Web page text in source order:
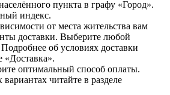
пункта в графу «Город».
индекс.
от места жительства вам
доставки. Выберите любой
об условиях доставки
«Доставка».
оптимальный способ оплаты.
читайте в разделе